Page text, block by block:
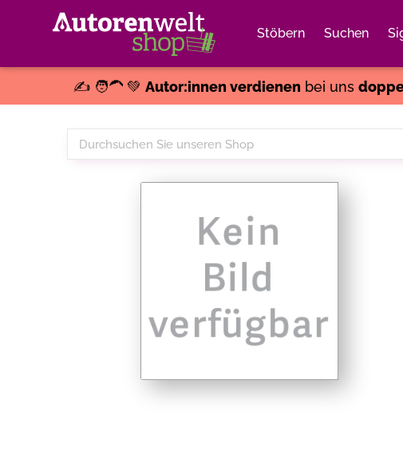
Stöbern Suchen
✍️ 🧑‍🦱 💚 Autor:innen verdienenbei uns
Durchsuchen
Sie